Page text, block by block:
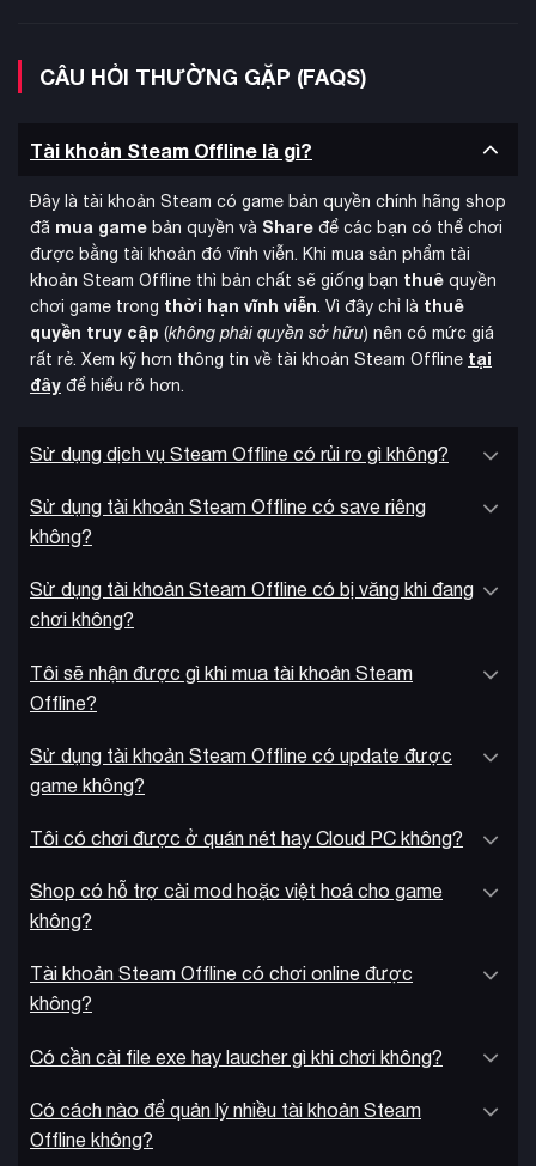
phiêu lưu, được lấy cảm hứng mạnh mẽ từ các thành phố
whalepunk với động cơ hơi nước, xe cáp treo và tính thẳng
đứng gợi nhớ đến series Dishonored của Arkane, tạo nên
Level Chill, game được ca ngợi là “trò chơi ẩn náu mang tính
bước ngoặt” và “cuộc phiêu lưu tuyệt vời trong thế giới tuyệt
đẹp”. Thời gian chơi khoảng
thách, mang đến trải nghiệm vừa phải và súc tích.
CÂU HỎI THƯỜNG GẶP (FAQS)
Tài khoản Steam Offline là gì?
Đây là tài khoản Steam có game bản quyền chính hãng shop
đã mua game bản quyền và Share để các bạn có thể chơi
được bằng tài khoản đó vĩnh viễn. Khi mua sản phẩm tài
khoản Steam Offline thì bản chất sẽ giống bạn thuê quyền
chơi game trong thời hạn vĩnh viễn. Vì đây chỉ là thuê
quyền truy cập (không phải quyền sở hữu) nên có mức giá
rất rẻ. Xem kỹ hơn thông tin về tài khoản Steam Offline tại
đây để hiểu rõ hơn.
Sử dụng dịch vụ Steam Offline có rủi ro gì không?
Sử dụng tài khoản Steam Offline có save riêng
không?
Sử dụng tài khoản Steam Offline có bị văng khi đang
chơi không?
Tôi sẽ nhận được gì khi mua tài khoản Steam
Offline?
Sử dụng tài khoản Steam Offline có update được
game không?
Tôi có chơi được ở quán nét hay Cloud PC không?
Shop có hỗ trợ cài mod hoặc việt hoá cho game
không?
Tài khoản Steam Offline có chơi online được
không?
Có cần cài file exe hay laucher gì khi chơi không?
Có cách nào để quản lý nhiều tài khoản Steam
Offline không?